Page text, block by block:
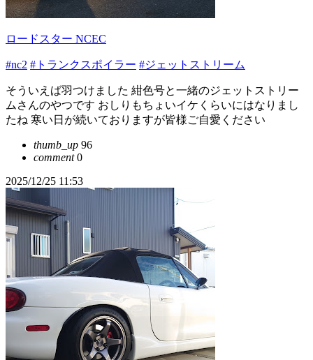
ロードスター NCEC
#nc2 #トランクスポイラー #ジェットストリーム
そういえば羽つけました 紺色号と一緒のジェットストリー
ムさんのやつです おしりもちょいイケくらいにはなりまし
たね 寒い日が続いておりますが皆様ご自愛ください
thumb_up 96
comment0
2025/12/25 11:53